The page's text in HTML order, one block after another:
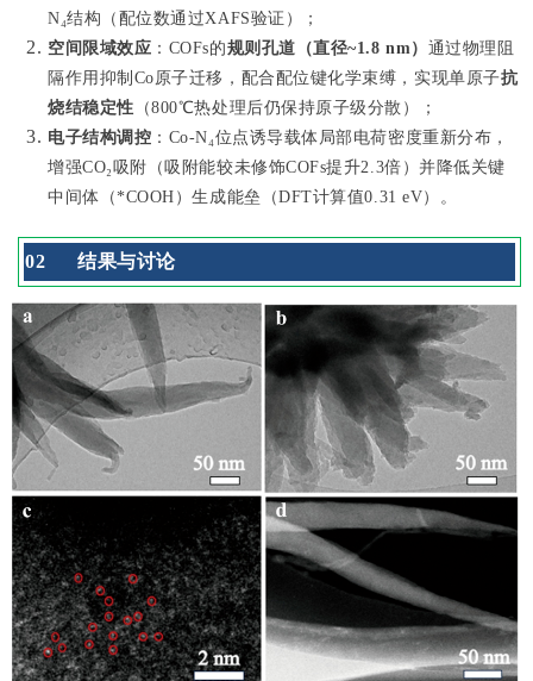
N₄结构（配位数通过XAFS验证）；
空间限域效应 ：COFs的规则孔道（直径~1.8 nm） 通过物理阻
隔作用抑制Co原子迁移，配合配位键化学束缚，实现单原子抗
烧结稳定性 （800℃热处理后仍保持原子级分散）；
电子结构调控 ：Co-N₄位点诱导载体局部电荷密度重新分布，
增强CO₂吸附（吸附能较未修饰COFs提升2.3倍）并降低关键
中间体（*COOH）生成能垒（DFT计算值0.31 eV）。
02 结果与讨论